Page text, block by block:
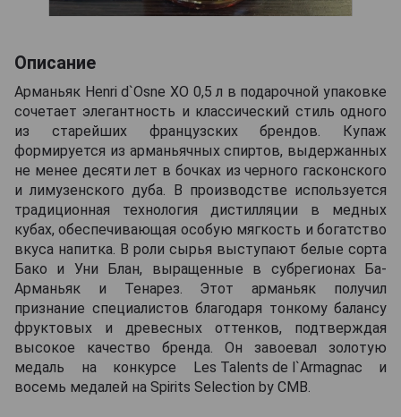
Описание
Арманьяк Henri d`Osne XO 0,5 л в подарочной упаковке
сочетает элегантность и классический стиль одного
из старейших французских брендов. Купаж
формируется из арманьячных спиртов, выдержанных
не менее десяти лет в бочках из черного гасконского
и лимузенского дуба. В производстве используется
традиционная технология дистилляции в медных
кубах, обеспечивающая особую мягкость и богатство
вкуса напитка. В роли сырья выступают белые сорта
Бако и Уни Блан, выращенные в субрегионах Ба-
Арманьяк и Тенарез. Этот арманьяк получил
признание специалистов благодаря тонкому балансу
фруктовых и древесных оттенков, подтверждая
высокое качество бренда. Он завоевал золотую
медаль на конкурсе Les Talents de l`Armagnac и
восемь медалей на Spirits Selection by CMB.